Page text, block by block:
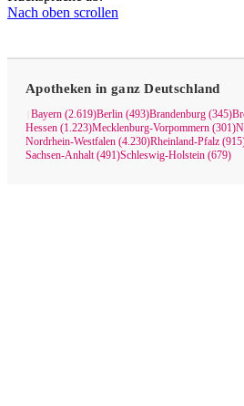
Nach oben scrollen
Apotheken in ganz Deutschland
Bayern (2.619)Berlin (493)Brandenburg (345)
Hessen (1.223)Mecklenburg-Vorpommern (301)
Nordrhein-Westfalen (4.230)Rheinland-Pfalz
Sachsen-Anhalt (491)Schleswig-Holstein (679)